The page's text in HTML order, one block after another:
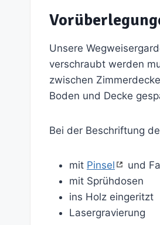
Unsere
verschraubt werden
zwischen
Boden und Decke
Bei der Beschriftung
mit Pinsel
und
mit Sprühdosen
ins Holz eingeritzt
Lasergravierung